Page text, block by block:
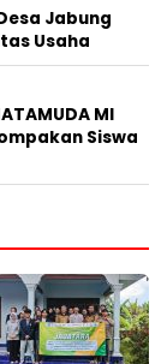
Jabung
Usaha
MI
Siswa